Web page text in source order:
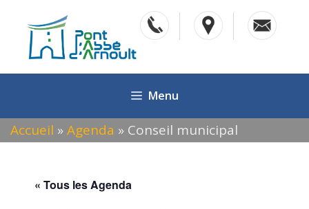
contenu
Menu
Accueil »Agenda » Conseil municipal
« Tous les Agenda